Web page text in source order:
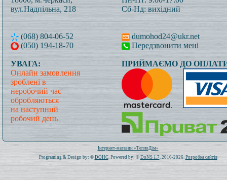
вул.Надпільна, 218
(068) 804-06-52
(050) 194-18-70
Сб-Нд: вихідний
dumohod24@ukr.net
Передзвонити мені
УВАГА:
Онлайн замовлення
зроблені в
неробочий час
обробляються
на наступний
робочий день
ПРИЙМАЄМО ДО
Всього: 1020961 Сьогодні: 71
Інтернет-магазин «ТеплоДім»
Programing & Design by: © DOHC. Powered by: © DoNS 1.7. 2016-2026. Розробка сайтів